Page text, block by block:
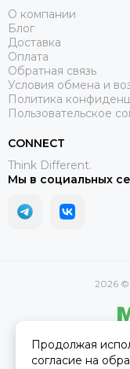
О компании
Блог
Доставка
Оплата
Обратная связь
Условия обмена и
Политика
Пользовательское
CONNECT
Think Different.
Мы в социальных
2026 ©
Продолжая
согласие на